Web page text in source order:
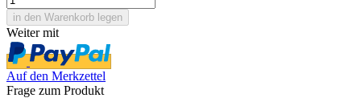
Weiter mit
Auf den Merkzettel
Frage zum Produkt